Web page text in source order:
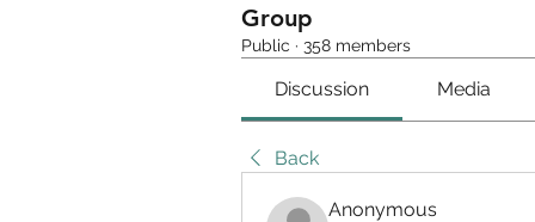
Group
Public · 358 members
Discussion Media
Back
Anonymous